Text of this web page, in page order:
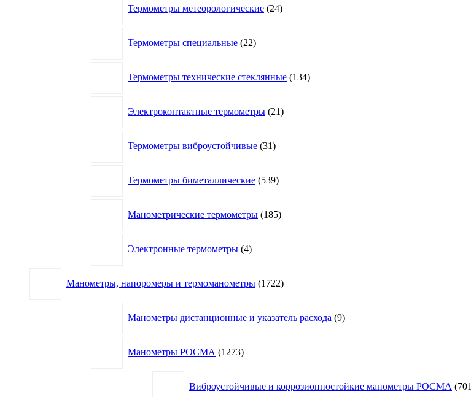
Термометры метеорологические 24товара
Термометры специальные 22товара
Термометры технические стеклянные 134товара
Электроконтактные термометры 21товар
Термометры виброустойчивые 31товар
Термометры биметаллические 539товаров
Манометрические термометры 185товаров
Электронные термометры 4товара
Манометры, напоромеры и термоманометры 1722товара
Манометры дистанционные и указатель расхода 9товаров
Манометры РОСМА 1273товара
Виброустойчивые и коррозионностойкие манометры РОСМА 701